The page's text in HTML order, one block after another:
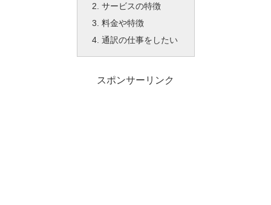
サービスの特徴
料金や特徴
通訳の仕事をしたい
スポンサーリンク